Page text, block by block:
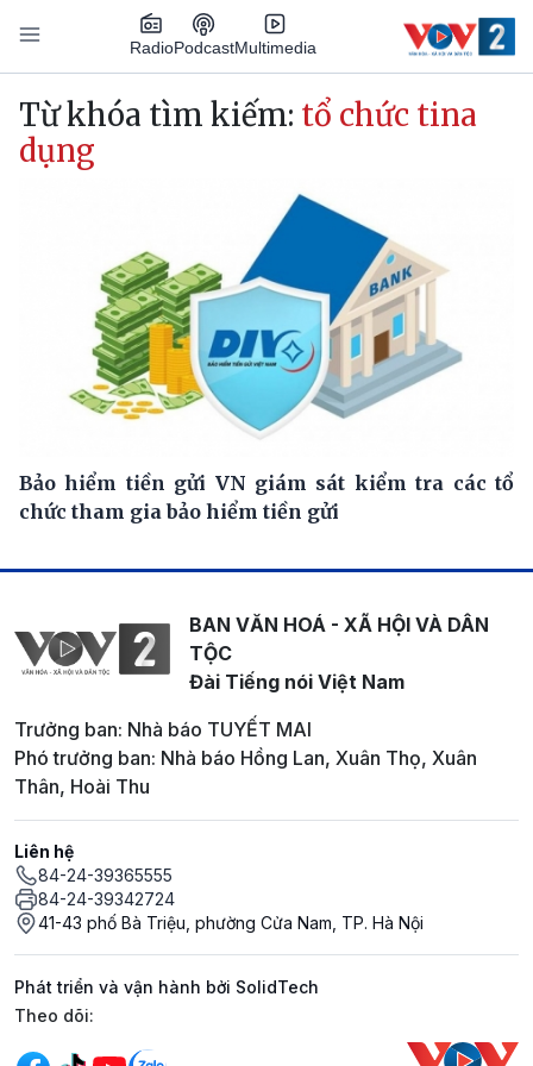
Nhảy đến nội dung
RadioPodcastMultimedia
Main navigation
Từ khóa tìm kiếm: tổ chức tina
dụng
Bảo hiểm tiền gửi VN giám sát kiểm tra các tổ
chức tham gia bảo hiểm tiền gửi
BAN VĂN HOÁ - XÃ HỘI VÀ DÂN
TỘC
Đài Tiếng nói Việt Nam
Trưởng ban: Nhà báo TUYẾT MAI
Phó trưởng ban: Nhà báo Hồng Lan, Xuân Thọ, Xuân
Thân, Hoài Thu
Liên hệ
84-24-39365555
84-24-39342724
41-43 phố Bà Triệu, phường Cửa Nam, TP. Hà Nội
Phát triển và vận hành bởi SolidTech
Mạng xã hội
Theo dõi: